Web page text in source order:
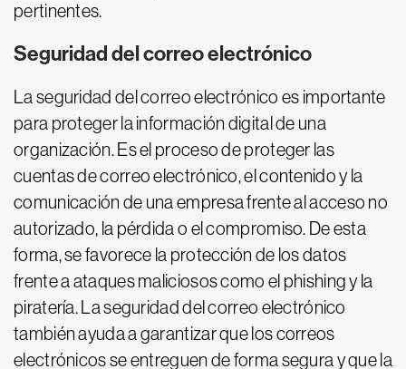
pertinentes.
Seguridad del correo electrónico
La seguridad del correo electrónico es importante
para proteger la información digital de una
organización. Es el proceso de proteger las
cuentas de correo electrónico, el contenido y la
comunicación de una empresa frente al acceso no
autorizado, la pérdida o el compromiso. De esta
forma, se favorece la protección de los datos
frente a ataques maliciosos como el phishing y la
piratería. La seguridad del correo electrónico
también ayuda a garantizar que los correos
electrónicos se entreguen de forma segura y que la